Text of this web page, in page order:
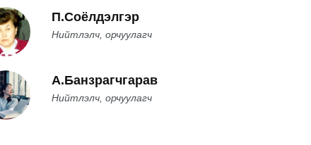
П.Соёлдэлгэр
Нийтлэлч, орчуулагч
А.Банзрагчгарав
Нийтлэлч, орчуулагч